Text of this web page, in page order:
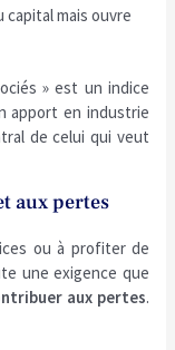
mais ouvre
» est un indice
apport en industrie
de celui qui veut
aux pertes
ou à profiter de
une exigence que
aux pertes.